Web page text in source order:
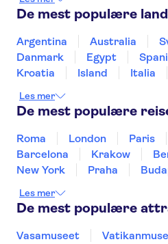
Pantheon
Det sixtinske
Fiumicino Airport
Det skjeve tårnet i Pisa
Murano and Burano
De mest populære
Argentina Australia
Danmark
Egypt
Kroatia
Island Italia
Portugal
Sverige
Les mer
De mest populære
Roma London Paris
Barcelona
Krakow
New York
Praha
Gdansk
Alicante
Les mer
De mest populære
Vasamuseet